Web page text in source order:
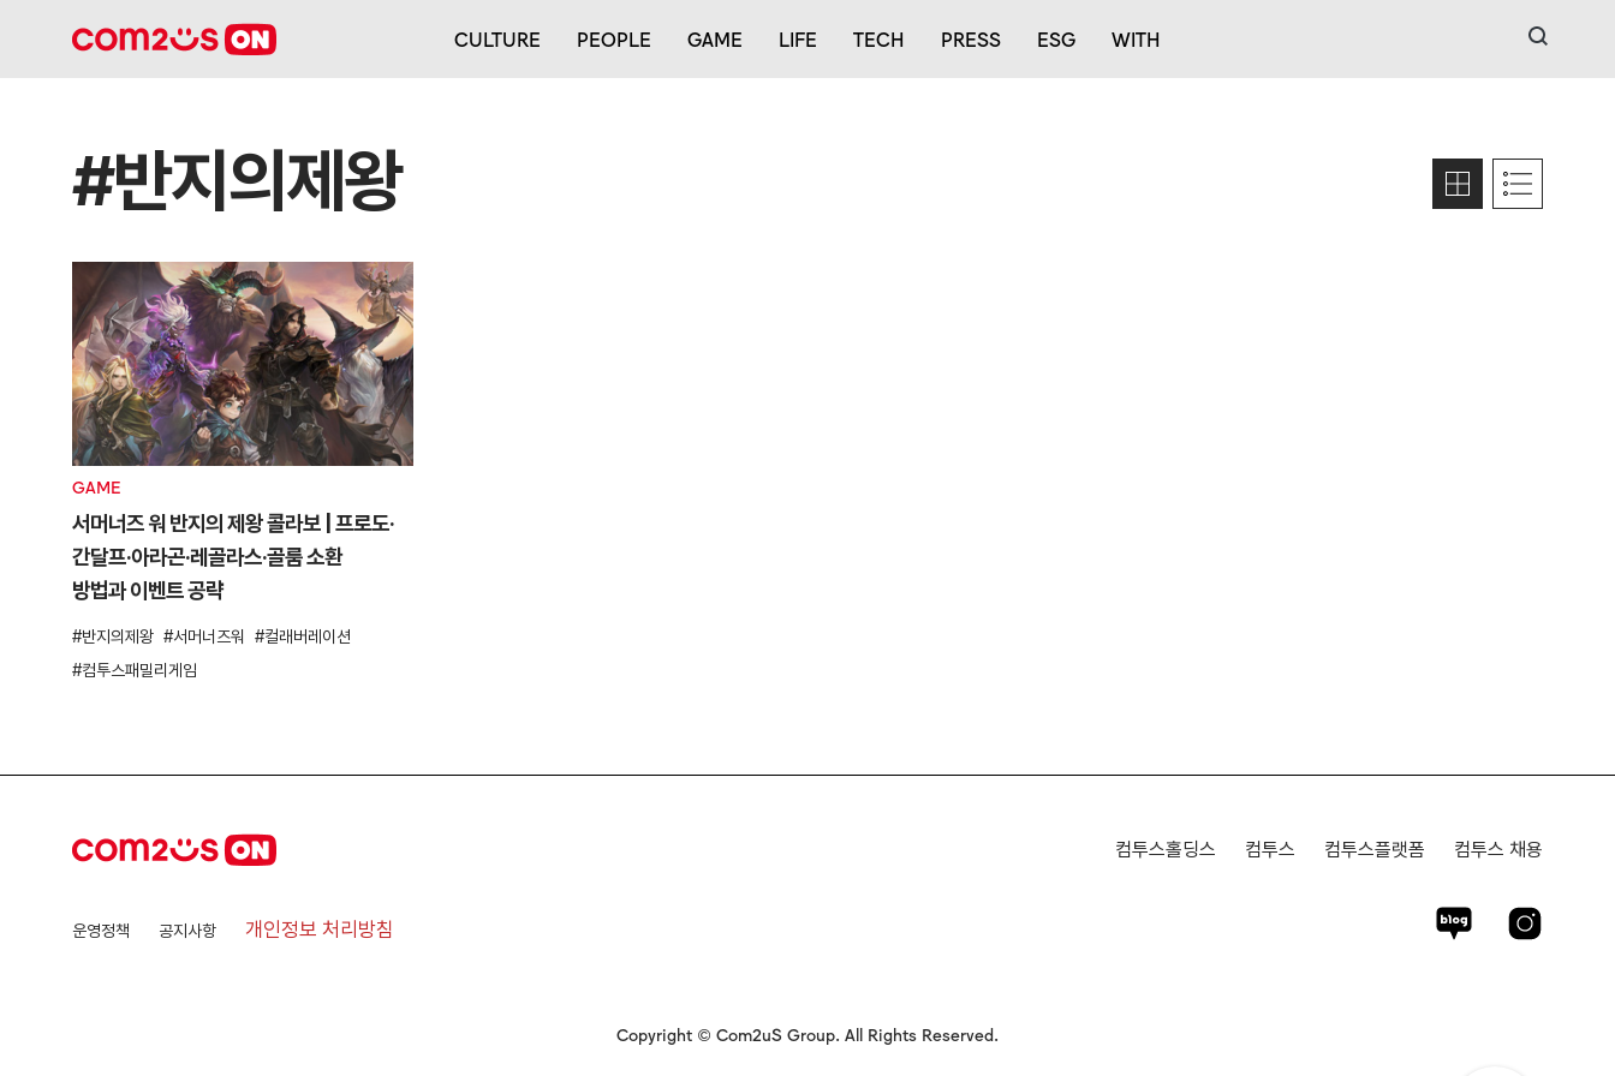
CULTURE PEOPLE GAME LIFE TECH PRESS ESG WITH 검색
#반지의제왕
GAME
서머너즈 워 반지의 제왕 콜라보 | 프로도·
간달프·아라곤·레골라스·골룸 소환
방법과 이벤트 공략
반지의제왕 서머너즈워
컬래버레이션
컴투스패밀리게임
운영정책 공지사항 개인정보 처리방침
컴투스홀딩스 컴투스 컴투스플랫폼 컴투스 채용
Copyright © Com2uS Group. All Rights Reserved.